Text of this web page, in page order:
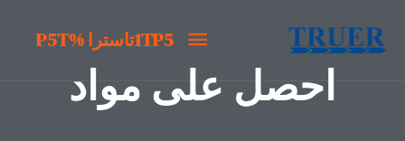
1TP5تاسترا
%P5T
1TP5تاسترا %P5T
احصل على مواد